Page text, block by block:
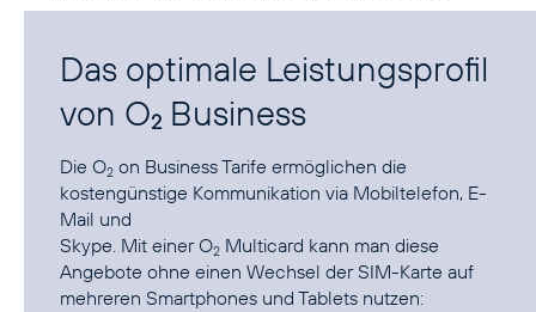
Das optimale Leistungsprofil
von O2 Business
Die O2 on Business Tarife ermöglichen die
kostengünstige Kommunikation via Mobiltelefon, E-
Mail und
Skype. Mit einer O2 Multicard kann man diese
Angebote ohne einen Wechsel der SIM-Karte auf
mehreren Smartphones und Tablets nutzen: